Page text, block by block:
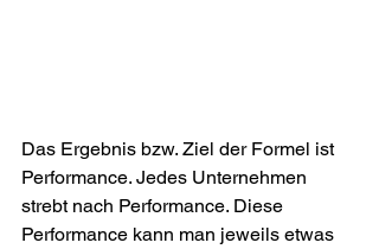
Das Ergebnis bzw. Ziel der Formel ist
Performance. Jedes Unternehmen
strebt nach Performance. Diese
Performance kann man jeweils etwas